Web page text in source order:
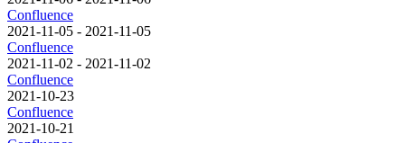
Confluence
2021-11-05 - 2021-11-05
Confluence
2021-11-02 - 2021-11-02
Confluence
2021-10-23
Confluence
2021-10-21